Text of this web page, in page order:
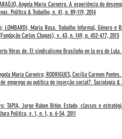
Angela Maria Carneiro. A experiência do
Política & Trabalho, n. 41, p. 89-119, 2014
LOMBARDI, Maria Rosa. Trabalho Informal, Gênero
Carlos Chagas), v. 43, n. 149, p. 452-477, 2013
Véras de. El sindicalismo Brasileño en la era de
Maria Carneiro; RODRIGUES, Cecília Carmen
emprego ou política de inserção social?. Sociologia
TAPIA, Jorge Ruben Bitón. Estado, classes e
Política, v. 1, n. 1, p. 6-54, 2011